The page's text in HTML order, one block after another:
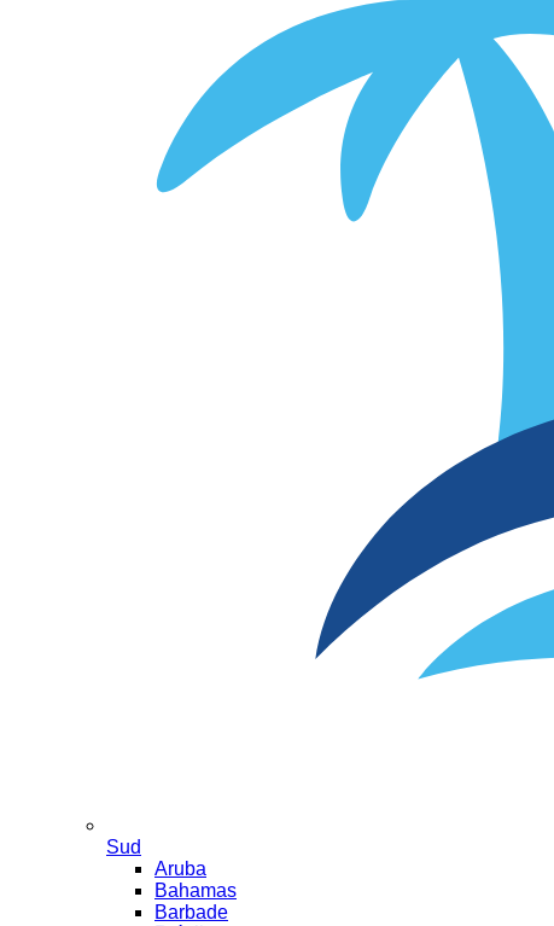
Sud
Aruba
Bahamas
Barbade